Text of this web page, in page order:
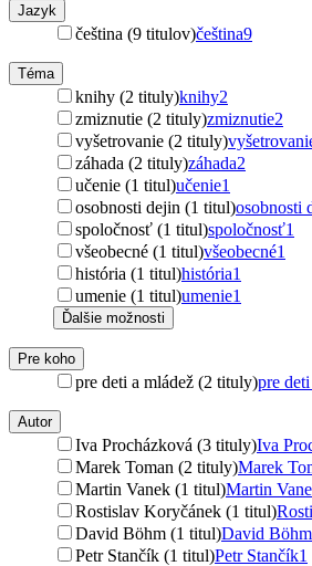
Jazyk
čeština (9 titulov)čeština9
Téma
knihy (2 tituly)knihy2
zmiznutie (2 tituly)zmiznutie2
vyšetrovanie (2 tituly)
záhada (2 tituly)záhada2
učenie (1 titul)učenie1
osobnosti dejin (1 titul)osobnosti
spoločnosť (1 titul)spoločnosť1
všeobecné (1 titul)všeobecné1
história (1 titul)história1
umenie (1 titul)umenie1
Ďalšie možnosti
Pre koho
pre deti a mládež (2 tituly)pre
Autor
Iva Procházková (3 tituly)Iva
Marek Toman (2 tituly)Marek
Martin Vanek (1 titul)Martin
Rostislav Koryčánek (1 titul)
David Böhm (1 titul)David Böhm
Petr Stančík (1 titul)Petr Stančík1